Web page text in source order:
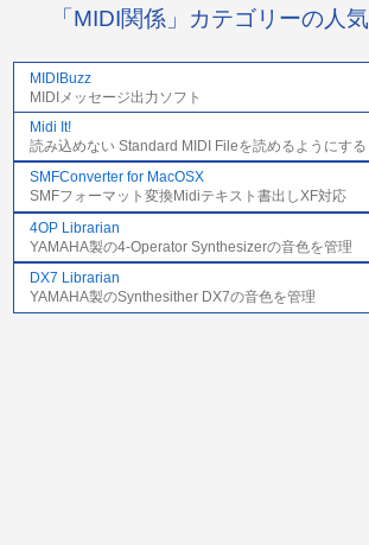
「MIDI関係」カテゴリーの人
MIDIBuzz
MIDIメッセージ出力ソフト
Midi It!
読み込めない Standard MIDI Fileを読めるようにする
SMFConverter for MacOSX
SMFフォーマット変換Midiテキスト書出しXF対応
4OP Librarian
YAMAHA製の4-Operator Synthesizerの音色を管理
DX7 Librarian
YAMAHA製のSynthesither DX7の音色を管理